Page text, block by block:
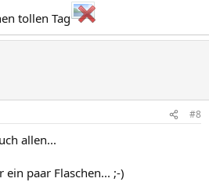
tollen Tag
#8
allen...
paar Flaschen... ;-)